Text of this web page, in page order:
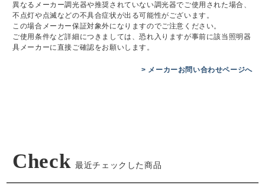
異なるメーカー調光器や推奨されていない調光器でご使用された場合、
不点灯や点滅などの不具合症状が出る可能性がございます。
この場合メーカー保証対象外になりますのでご注意ください。
ご使用条件など詳細につきましては、恐れ入りますが事前に該当照明器
具メーカーに直接ご確認をお願いします。
> メーカーお問い合わせページへ
Check 最近チェックした商品